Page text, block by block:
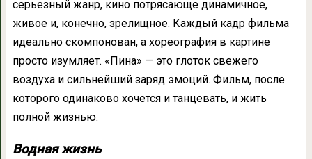
серьезный жанр, кино потрясающе динамичное,
живое и, конечно, зрелищное. Каждый кадр фильма
идеально скомпонован, а хореография в картине
просто изумляет. «Пина» — это глоток свежего
воздуха и сильнейший заряд эмоций. Фильм, после
которого одинаково хочется и танцевать, и жить
полной жизнью.
Водная жизнь